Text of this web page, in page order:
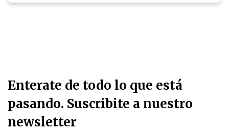
Enterate de todo lo que está
pasando. Suscribite a nuestro
newsletter